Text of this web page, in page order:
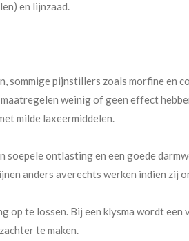
en lijnzaad.
sommige pijnstillers zoals morfine en
weinig of geen effect
milde laxeermiddelen.
soepele ontlasting en een goede
anders averechts werken indien zij
op te lossen. Bij een klysma wordt
te maken.